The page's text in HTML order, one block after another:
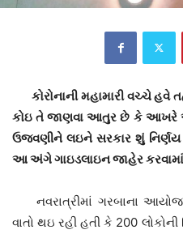
કોરોનાની મહામારી વચ્ચે હવે
કોઇ તે જાણવા આતુર છે કે આખરે આ
ઉજવણીને લઇને સરકાર શું નિર્ણય
આ અંગે ગાઇડલાઇન જાહેર
નવરાત્રીમાં ગરબાના
વાતો થઇ રહી હતી કે 200